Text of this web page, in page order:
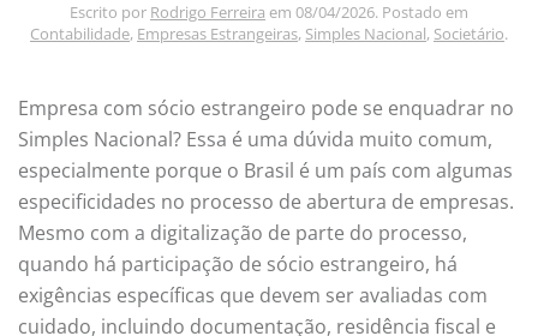
Escrito por Rodrigo Ferreira em 08/04/2026. Postado em
Contabilidade, Empresas Estrangeiras, Simples Nacional, Societário.
Empresa com sócio estrangeiro pode se enquadrar no
Simples Nacional? Essa é uma dúvida muito comum,
especialmente porque o Brasil é um país com algumas
especificidades no processo de abertura de empresas.
Mesmo com a digitalização de parte do processo,
quando há participação de sócio estrangeiro, há
exigências específicas que devem ser avaliadas com
cuidado, incluindo documentação, residência fiscal e